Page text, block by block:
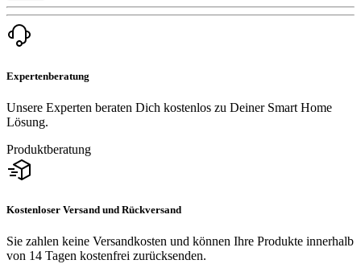
Expertenberatung
Unsere Experten beraten Dich kostenlos zu Deiner Smart Home
Lösung.
Produktberatung
Kostenloser Versand und Rückversand
Sie zahlen keine Versandkosten und können Ihre Produkte innerhalb
von 14 Tagen kostenfrei zurücksenden.